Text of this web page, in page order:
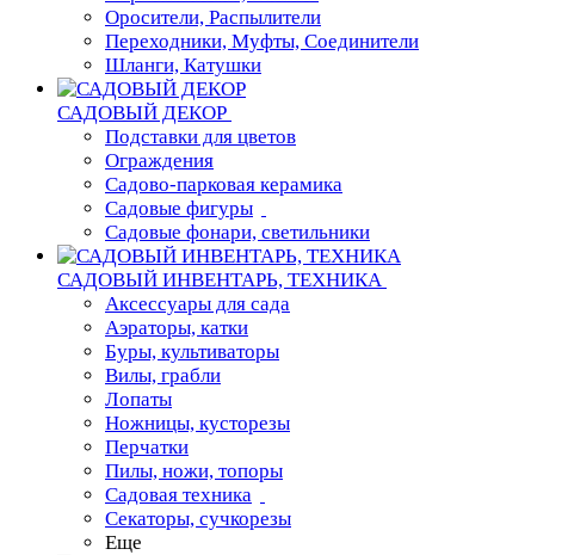
Оросители, Распылители
Переходники, Муфты, Соединители
Шланги, Катушки
САДОВЫЙ ДЕКОР
Подставки для цветов
Ограждения
Садово-парковая керамика
Садовые фигуры
Садовые фонари, светильники
САДОВЫЙ ИНВЕНТАРЬ, ТЕХНИКА
Аксессуары для сада
Аэраторы, катки
Буры, культиваторы
Вилы, грабли
Лопаты
Ножницы, кусторезы
Перчатки
Пилы, ножи, топоры
Садовая техника
Секаторы, сучкорезы
Еще